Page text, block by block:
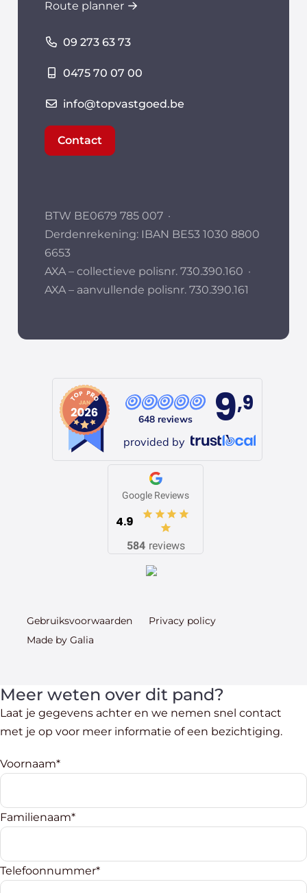
Route planner
09 273 63 73
0475 70 07 00
info@topvastgoed.be
Contact
BTW BE0679 785 007 ·
Derdenrekening: IBAN BE53 1030 8800
6653
AXA – collectieve polisnr. 730.390.160 ·
AXA – aanvullende polisnr. 730.390.161
648 reviews 9,9
provided by
Google Reviews
4.9
584 reviews
Gebruiksvoorwaarden
Privacy policy
Made by Galia
Meer weten over dit pand?
Laat je gegevens achter en we nemen snel contact
met je op voor meer informatie of een bezichtiging.
Voornaam*
Familienaam*
Telefoonnummer*